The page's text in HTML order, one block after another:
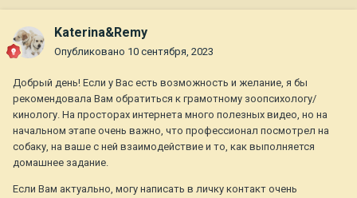
Katerina&Remy
Опубликовано 10 сентября, 2023
Добрый день! Если у Вас есть возможность и желание, я бы
рекомендовала Вам обратиться к грамотному зоопсихологу/
кинологу. На просторах интернета много полезных видео, но на
начальном этапе очень важно, что профессионал посмотрел на
собаку, на ваше с ней взаимодействие и то, как выполняется
домашнее задание.
Если Вам актуально, могу написать в личку контакт очень